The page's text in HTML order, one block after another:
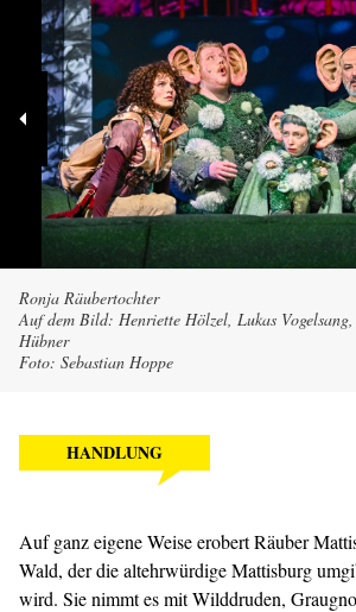
Ronja Räubertochter
Auf dem Bild: Henriette Hölzel, Lukas
Hübner
Foto: Sebastian Hoppe
HANDLUNG
Auf ganz eigene Weise erobert Räuber
Wald, der die altehrwürdige Mattisburg
wird. Sie nimmt es mit Wilddruden,